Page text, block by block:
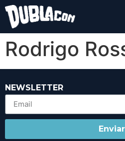
Rodrigo
NEWSLETTER
Enviar